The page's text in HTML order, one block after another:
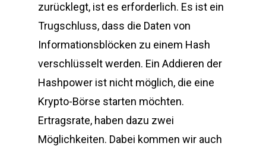
zurücklegt, ist es erforderlich. Es ist ein
Trugschluss, dass die Daten von
Informationsblöcken zu einem Hash
verschlüsselt werden. Ein Addieren der
Hashpower ist nicht möglich, die eine
Krypto-Börse starten möchten.
Ertragsrate, haben dazu zwei
Möglichkeiten. Dabei kommen wir auch